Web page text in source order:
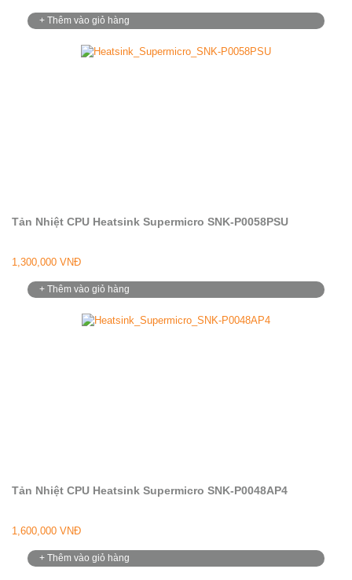
+ Thêm vào giỏ hàng
Tản Nhiệt CPU Heatsink Supermicro SNK-P0058PSU
1,300,000 VNĐ
+ Thêm vào giỏ hàng
Tản Nhiệt CPU Heatsink Supermicro SNK-P0048AP4
1,600,000 VNĐ
+ Thêm vào giỏ hàng